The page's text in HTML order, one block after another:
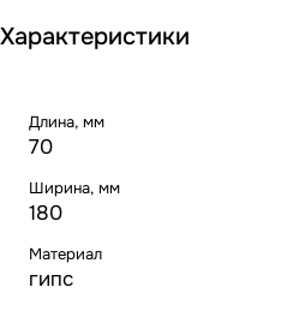
Характеристики
Длина, мм
70
Ширина, мм
180
Материал
гипс